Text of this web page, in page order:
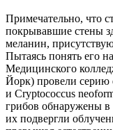
Примечательно, что
покрывавшие стены
меланин,
Пытаясь понять его
Медицинского
Йорк) провели серию
и Cryptococcus
грибов обнаружены
их подвергли